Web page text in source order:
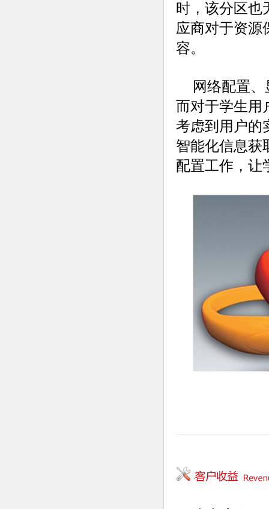
时，该分区也
应商对于资源
容。
网络配置
而对于学生用
考虑到用户的
智能化信息获
配置工作，让